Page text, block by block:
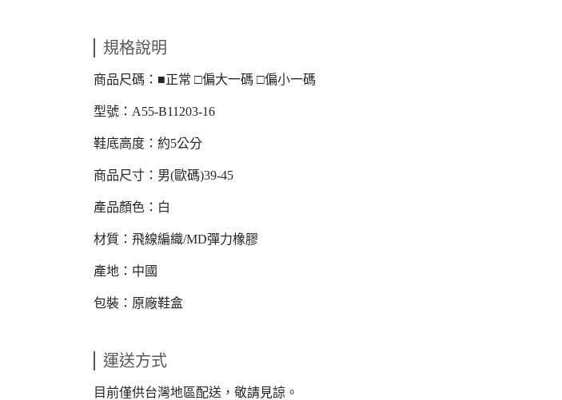
規格說明
商品尺碼：■正常 □偏大一碼 □偏小一碼
型號：A55-B11203-16
鞋底高度：約5公分
商品尺寸：男(歐碼)39-45
產品顏色：白
材質：飛線編織/MD彈力橡膠
產地：中國
包裝：原廠鞋盒
運送方式
目前僅供台灣地區配送，敬請見諒。